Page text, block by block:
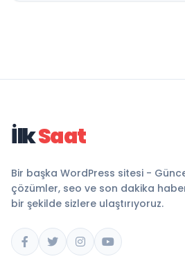
İlkSaat
Bir başka WordPress sitesi -
çözümler, seo ve son dakika
bir şekilde sizlere ulaştırıyoruz.